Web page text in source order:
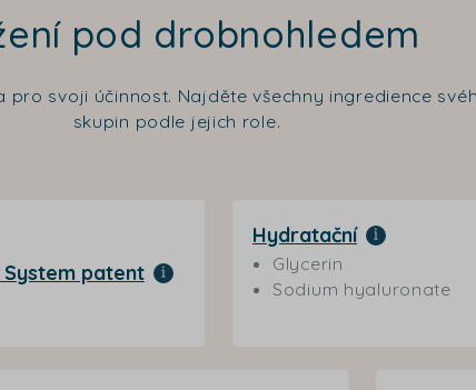
pod drobnohledem
svoji účinnost. Najděte všechny ingredience
skupin podle jejich role.
System patent
Hydratační
Glycerin
Sodium hyaluronate